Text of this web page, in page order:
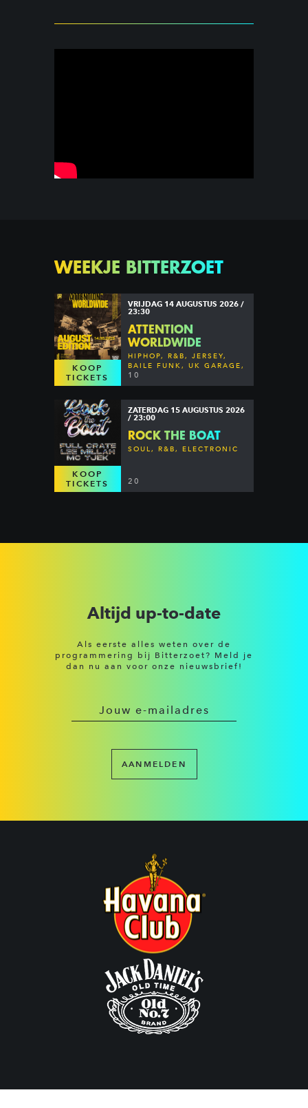
WEEKJE BITTERZOET
KOOP
TICKETS
VRIJDAG 14 AUGUSTUS 2026 /
23:30
ATTENTION
WORLDWIDE
HIPHOP, R&B, JERSEY,
BAILE FUNK, UK GARAGE,
DANCEHALL & MORE
10
KOOP
TICKETS
ZATERDAG 15 AUGUSTUS 2026
/ 23:00
ROCK THE BOAT
SOUL, R&B, ELECTRONIC
20
Altijd up-to-date
Als eerste alles weten over de
programmering bij Bitterzoet? Meld je
dan nu aan voor onze nieuwsbrief!
AANMELDEN